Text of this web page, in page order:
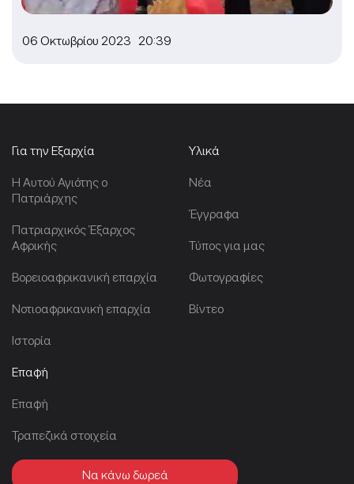
06 Οκτωβρίου 2023 20:39
Για την Εξαρχία
Η Αυτού Αγιότης ο
Πατριάρχης
Πατριαρχικός Έξαρχος
Αφρικής
Βορειοαφρικανική επαρχία
Νοτιοαφρικανική επαρχία
Ιστορία
Υλικά
Νέα
Έγγραφα
Τύπος για μας
Φωτογραφίες
Βίντεο
Επαφή
Επαφή
Τραπεζικά στοιχεία
Να κάνω δωρεά